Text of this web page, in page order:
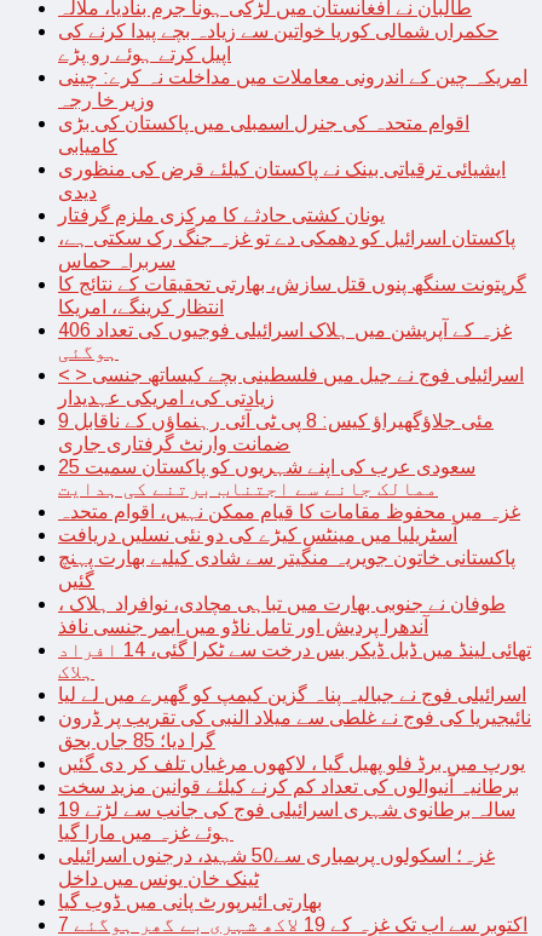
طالبان نے افغانستان میں لڑکی ہونا جرم بنادیا، ملالہ
حکمراں شمالی کوریا خواتین سے زیادہ بچے پیدا کرنے کی
اپیل کرتے ہوئے رو پڑے
امریکہ چین کے اندرونی معاملات میں مداخلت نہ کرے: چینی
وزیر خا رجہ
اقوام متحدہ کی جنرل اسمبلی میں پاکستان کی بڑی
کامیابی
ایشیائی ترقیاتی بینک نے پاکستان کیلئے قرض کی منظوری
دیدی
یونان کشتی حادثے کا مرکزی ملزم گرفتار
پاکستان اسرائیل کو دھمکی دے تو غزہ جنگ رک سکتی ہے،
سربراہ حماس
گرپتونت سنگھ پنوں قتل سازش، بھارتی تحقیقات کے نتائج کا
انتظار کرینگے، امریکا
غزہ کے آپریشن میں ہلاک اسرائیلی فوجیوں کی تعداد 406
ہوگئی
< > اسرائیلی فوج نے جیل میں فلسطینی بچے کیساتھ جنسی
زیادتی کی، امریکی عہدیدار
9 مئی جلاؤگھیراؤ کیس: 8 پی ٹی آئی رہنماؤں کے ناقابل
ضمانت وارنٹ گرفتاری جاری
سعودی عرب کی اپنے شہریوں کو پاکستان سمیت 25
ممالک جانے سے اجتناب برتنے کی ہدایت
غزہ میں محفوظ مقامات کا قیام ممکن نہیں، اقوام متحدہ
آسٹریلیا میں مینٹس کیڑے کی دو نئی نسلیں دریافت
پاکستانی خاتون جویریہ منگیتر سے شادی کیلیے بھارت پہنچ
گئیں
طوفان نے جنوبی بھارت میں تباہی مچادی، نوافراد ہلاک ،
آندھرا پردیش اور تامل ناڈو میں ایمر جنسی نافذ
تھائی لینڈ میں ڈبل ڈیکر بس درخت سے ٹکرا گئی، 14 افراد
ہلاک
اسرائیلی فوج نے جبالیہ پناہ گزین کیمپ کو گھیرے میں لے لیا
نائیجیریا کی فوج نے غلطی سے میلاد النبی کی تقریب پر ڈرون
گرا دیا؛ 85 جاں بحق
یورپ میں برڈ فلو پھیل گیا ، لاکھوں مرغیاں تلف کر دی گئیں
برطانیہ آنیوالوں کی تعداد کم کرنے کیلئے قوانین مزید سخت
19 سالہ برطانوی شہری اسرائیلی فوج کی جانب سے لڑتے
ہوئے غزہ میں مارا گیا
غزہ؛ اسکولوں پربمباری سے50 شہید، درجنوں اسرائیلی
ٹینک خان یونس میں داخل
بھارتی ائیرپورٹ پانی میں ڈوب گیا
7 اکتوبر سے اب تک غزہ کے 19 لاکھ شہری بے گھر ہوگئے